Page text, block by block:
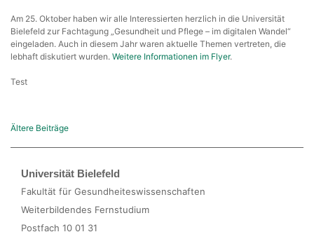
Am 25. Oktober haben wir alle Interessierten herzlich in die Universität
Bielefeld zur Fachtagung „Gesundheit und Pflege – im digitalen Wandel“
eingeladen. Auch in diesem Jahr waren aktuelle Themen vertreten, die
lebhaft diskutiert wurden. Weitere Informationen im Flyer.
Test
Beitragsnavigation
Ältere Beiträge
Universität Bielefeld
Fakultät für Gesundheiteswissenschaften
Weiterbildendes Fernstudium
Postfach 10 01 31